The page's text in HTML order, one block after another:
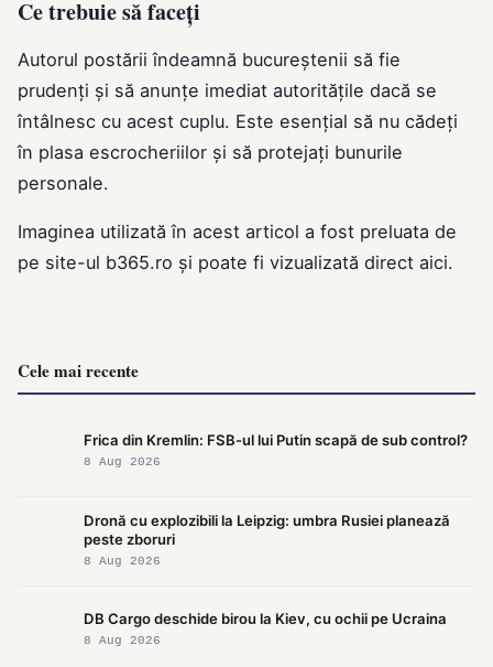
Ce trebuie să faceți
Autorul postării îndeamnă bucureștenii să fie
prudenți și să anunțe imediat autoritățile dacă se
întâlnesc cu acest cuplu. Este esențial să nu cădeți
în plasa escrocheriilor și să protejați bunurile
personale.
Imaginea utilizată în acest articol a fost preluata de
pe site-ul b365.ro și poate fi vizualizată direct aici.
Cele mai recente
Frica din Kremlin: FSB-ul lui Putin scapă de sub control?
8 Aug 2026
Dronă cu explozibili la Leipzig: umbra Rusiei planează
peste zboruri
8 Aug 2026
DB Cargo deschide birou la Kiev, cu ochii pe Ucraina
8 Aug 2026